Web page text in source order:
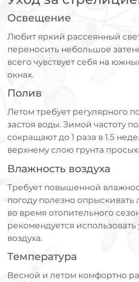
Освещение
Любит яркий рассеянный
переносить небольшое
всего чувствует себя на
окнах.
Полив
Летом требует регулярного
застоя воды. Зимой частоту
сокращают до 1 раза в 1.5
верхнему слою грунта
Влажность воздуха
Требует повышенной
погоду полезно опрыскивать
во время отопительного
рекомендуется
воздуха.
Температура
Весной и летом комфортно